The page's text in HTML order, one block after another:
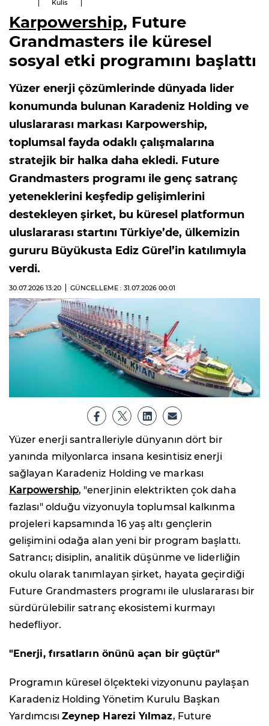
Kulis
Karpowership, Future
Grandmasters ile küresel
sosyal etki programını başlattı
Yüzer enerji çözümlerinde dünyada lider
konumunda bulunan Karadeniz Holding ve
uluslararası markası Karpowership,
toplumsal fayda odaklı çalışmalarına
stratejik bir halka daha ekledi. Future
Grandmasters programı ile genç satranç
yeteneklerini keşfedip gelişimlerini
destekleyen şirket, bu küresel platformun
uluslararası startını Türkiye’de, ülkemizin
gururu Büyükusta Ediz Gürel’in katılımıyla
verdi.
30.07.2026 13:20 GÜNCELLEME : 31.07.2026 00:01
Yüzer enerji santralleriyle dünyanın dört bir
yanında milyonlarca insana kesintisiz enerji
sağlayan Karadeniz Holding ve markası
Karpowership, "enerjinin elektrikten çok daha
fazlası" olduğu vizyonuyla toplumsal kalkınma
projeleri kapsamında 16 yaş altı gençlerin
gelişimini odağa alan yeni bir program başlattı.
Satrancı; disiplin, analitik düşünme ve liderliğin
okulu olarak tanımlayan şirket, hayata geçirdiği
Future Grandmasters programı ile uluslararası bir
sürdürülebilir satranç ekosistemi kurmayı
hedefliyor.
"Enerji, fırsatların önünü açan bir güçtür"
Programın küresel ölçekteki vizyonunu paylaşan
Karadeniz Holding Yönetim Kurulu Başkan
Yardımcısı Zeynep Harezi Yılmaz, Future